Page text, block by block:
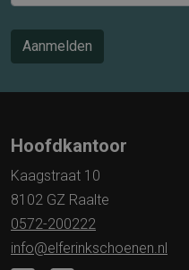
Aanmelden
Hoofdkantoor
Kaagstraat 10
8102 GZ Raalte
0572-200222
info@elferinkschoenen.nl